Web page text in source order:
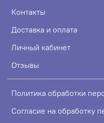
Контакты
Доставка и оплата
Личный кабинет
Отзывы
Политика обработки
Согласие на обработку